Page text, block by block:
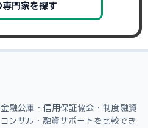
専門家を探す
融公庫・信用保証協会・制度融資
ンサル・融資サポートを比較でき